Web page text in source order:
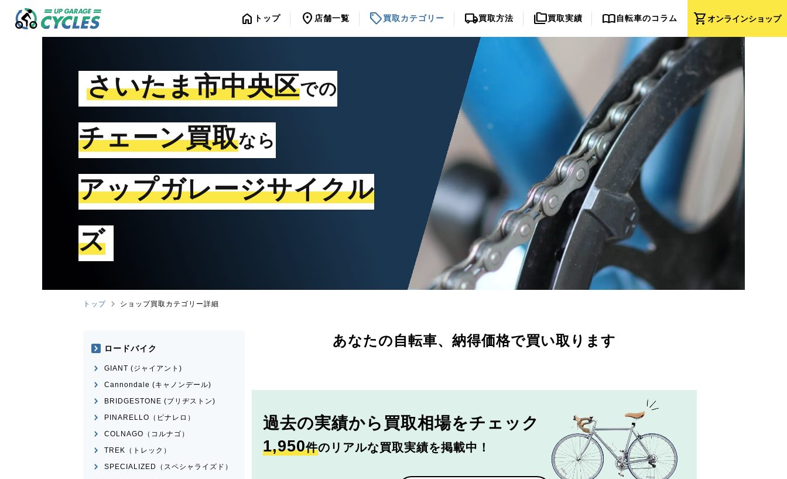
shopping_cartオンラインショップ
home トップ location_on 店舗一覧 sell買取カテゴリー local_shipping買取方法 folder_copy買取実績 import_contacts自転車のコラム
さいたま市中央区での
チェーン買取なら
アップガレージサイクル
ズ
トップ ショップ買取カテゴリー詳細
あなたの自転車、 納得価格で買い取ります
過去の実績から 買取相場をチェック
1,950件のリアルな買取実績を掲載中！
ロードバイク
GIANT (ジャイアント)
Cannondale (キャノンデール)
BRIDGESTONE (ブリヂストン)
PINARELLO（ピナレロ）
COLNAGO（コルナゴ）
TREK（トレック）
SPECIALIZED（スペシャライズド）